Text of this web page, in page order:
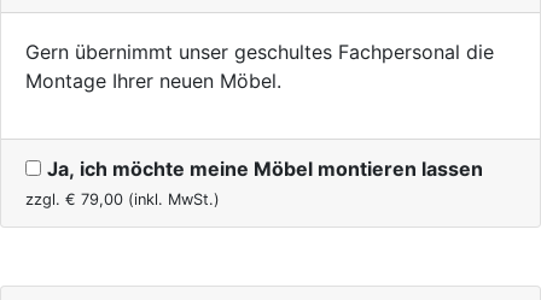
Gern übernimmt unser geschultes Fachpersonal die
Montage Ihrer neuen Möbel.
Ja, ich möchte meine Möbel montieren lassen
zzgl. € 79,00 (inkl. MwSt.)